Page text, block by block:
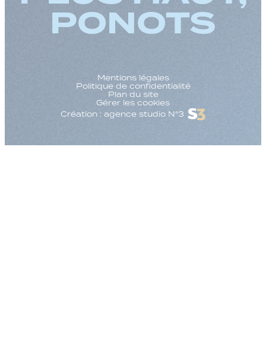
PONOTS
Mentions légales
Politique de confidentialité
Plan du site
Gérer les cookies
Création : agence studio N°3